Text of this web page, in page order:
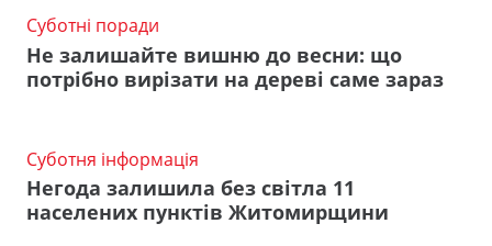
Суботні поради
Не залишайте вишню до весни: що
потрібно вирізати на дереві саме зараз
Суботня інформація
Негода залишила без світла 11
населених пунктів Житомирщини